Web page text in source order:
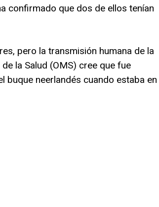
confirmado que dos de ellos tenían
pero la transmisión humana de la
la Salud (OMS) cree que fue
neerlandés cuando estaba en